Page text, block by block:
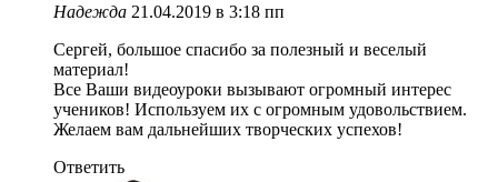
Надежда 21.04.2019 в 3:18 пп
Сергей, большое спасибо за полезный и веселый
материал!
Все Ваши видеоуроки вызывают огромный интерес
учеников! Используем их с огромным удовольствием.
Желаем вам дальнейших творческих успехов!
Ответить